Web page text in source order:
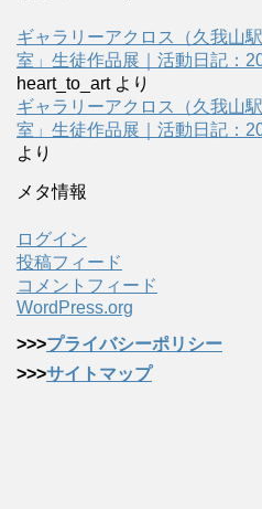
ギャラリーアクロス（久我山
室」生徒作品展｜活動日記：
heart_to_artより
ギャラリーアクロス（久我山
室」生徒作品展｜活動日記：
より
メタ情報
ログイン
投稿フィード
コメントフィード
WordPress.org
>>>プライバシーポリシー
>>>サイトマップ